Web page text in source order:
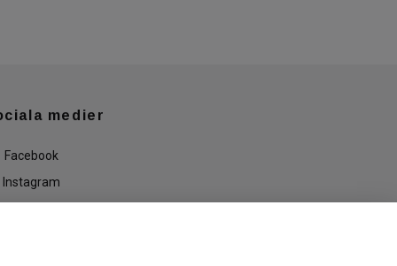
medier
Facebook
Instagram